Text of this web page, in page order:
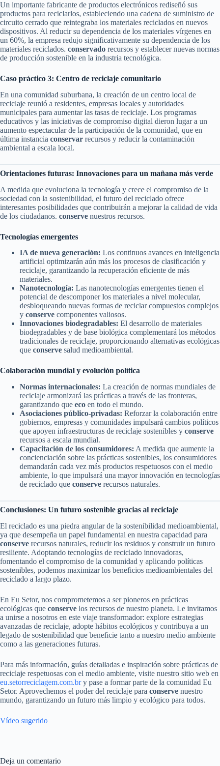
Un importante fabricante de productos electrónicos rediseñó sus
productos para reciclarlos, estableciendo una cadena de suministro de
circuito cerrado que reintegraba los materiales reciclados en nuevos
dispositivos. Al reducir su dependencia de los materiales vírgenes en
un 60%, la empresa redujo significativamente su dependencia de los
materiales reciclados. conservado recursos y establecer nuevas normas
de producción sostenible en la industria tecnológica.
Caso práctico 3: Centro de reciclaje comunitario
En una comunidad suburbana, la creación de un centro local de
reciclaje reunió a residentes, empresas locales y autoridades
municipales para aumentar las tasas de reciclaje. Los programas
educativos y las iniciativas de compromiso digital dieron lugar a un
aumento espectacular de la participación de la comunidad, que en
última instancia conservar recursos y reducir la contaminación
ambiental a escala local.
Orientaciones futuras: Innovaciones para un mañana más verde
A medida que evoluciona la tecnología y crece el compromiso de la
sociedad con la sostenibilidad, el futuro del reciclado ofrece
interesantes posibilidades que contribuirán a mejorar la calidad de vida
de los ciudadanos. conserve nuestros recursos.
Tecnologías emergentes
IA de nueva generación: Los continuos avances en inteligencia
artificial optimizarán aún más los procesos de clasificación y
reciclaje, garantizando la recuperación eficiente de más
materiales.
Nanotecnología: Las nanotecnologías emergentes tienen el
potencial de descomponer los materiales a nivel molecular,
desbloqueando nuevas formas de reciclar compuestos complejos
y conserve componentes valiosos.
Innovaciones biodegradables: El desarrollo de materiales
biodegradables y de base biológica complementará los métodos
tradicionales de reciclaje, proporcionando alternativas ecológicas
que conserve salud medioambiental.
Colaboración mundial y evolución política
Normas internacionales: La creación de normas mundiales de
reciclaje armonizará las prácticas a través de las fronteras,
garantizando que eco en todo el mundo.
Asociaciones público-privadas: Reforzar la colaboración entre
gobiernos, empresas y comunidades impulsará cambios políticos
que apoyen infraestructuras de reciclaje sostenibles y conserve
recursos a escala mundial.
Capacitación de los consumidores: A medida que aumente la
concienciación sobre las prácticas sostenibles, los consumidores
demandarán cada vez más productos respetuosos con el medio
ambiente, lo que impulsará una mayor innovación en tecnologías
de reciclado que conserve recursos naturales.
Conclusiones: Un futuro sostenible gracias al reciclaje
El reciclado es una piedra angular de la sostenibilidad medioambiental,
ya que desempeña un papel fundamental en nuestra capacidad para
conserve recursos naturales, reducir los residuos y construir un futuro
resiliente. Adoptando tecnologías de reciclado innovadoras,
fomentando el compromiso de la comunidad y aplicando políticas
sostenibles, podemos maximizar los beneficios medioambientales del
reciclado a largo plazo.
En Eu Setor, nos comprometemos a ser pioneros en prácticas
ecológicas que conserve los recursos de nuestro planeta. Le invitamos
a unirse a nosotros en este viaje transformador: explore estrategias
avanzadas de reciclaje, adopte hábitos ecológicos y contribuya a un
legado de sostenibilidad que beneficie tanto a nuestro medio ambiente
como a las generaciones futuras.
Para más información, guías detalladas e inspiración sobre prácticas de
reciclaje respetuosas con el medio ambiente, visite nuestro sitio web en
eu.setorreciclagem.com.bry pase a formar parte de la comunidad Eu
Setor. Aprovechemos el poder del reciclaje para conserve nuestro
mundo, garantizando un futuro más limpio y ecológico para todos.
Vídeo sugerido
Deja un comentario